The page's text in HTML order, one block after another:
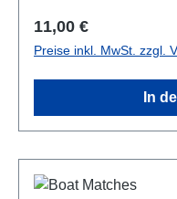
Regulärer Preis:
11,00 €
Preise inkl. MwSt. zzgl.
In